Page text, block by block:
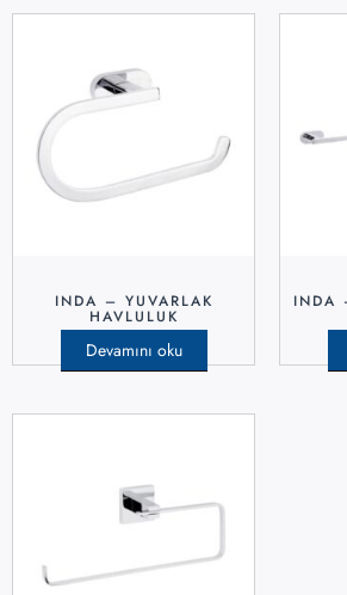
INDA – YUVARLAK
HAVLULUK
Devamını oku
INDA